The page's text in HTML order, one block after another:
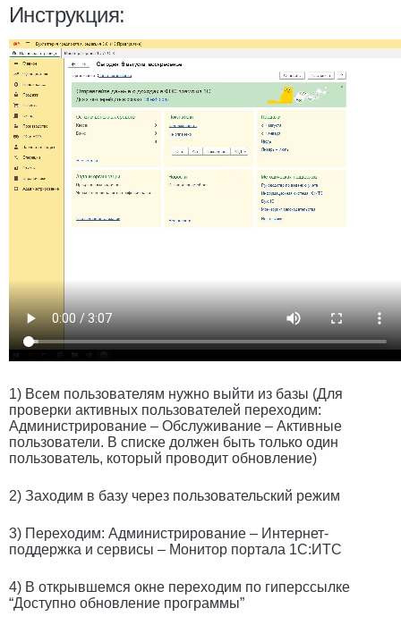
Инструкция:
1) Всем пользователям нужно выйти из базы (Для
проверки активных пользователей переходим:
Администрирование – Обслуживание – Активные
пользователи. В списке должен быть только один
пользователь, который проводит обновление)
2) Заходим в базу через пользовательский режим
3) Переходим: Администрирование – Интернет-
поддержка и сервисы – Монитор портала 1С:ИТС
4) В открывшемся окне переходим по гиперссылке
“Доступно обновление программы”